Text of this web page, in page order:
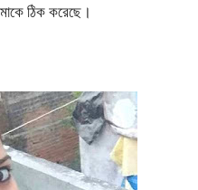
ঠিক করেছে।